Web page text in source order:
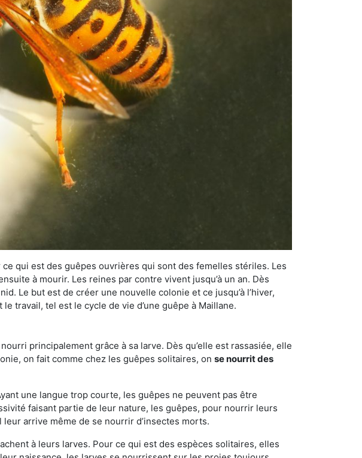
qui est des guêpes ouvrières qui sont des femelles stériles. Les
à mourir. Les reines par contre vivent jusqu’à un an. Dès
Le but est de créer une nouvelle colonie et ce jusqu’à l’hiver,
travail, tel est le cycle de vie d’une guêpe à Maillane.
principalement grâce à sa larve. Dès qu’elle est rassasiée, elle
on fait comme chez les guêpes solitaires, on se nourrit des
une langue trop courte, les guêpes ne peuvent pas être
faisant partie de leur nature, les guêpes, pour nourrir leurs
leur arrive même de se nourrir d’insectes morts.
à leurs larves. Pour ce qui est des espèces solitaires, elles